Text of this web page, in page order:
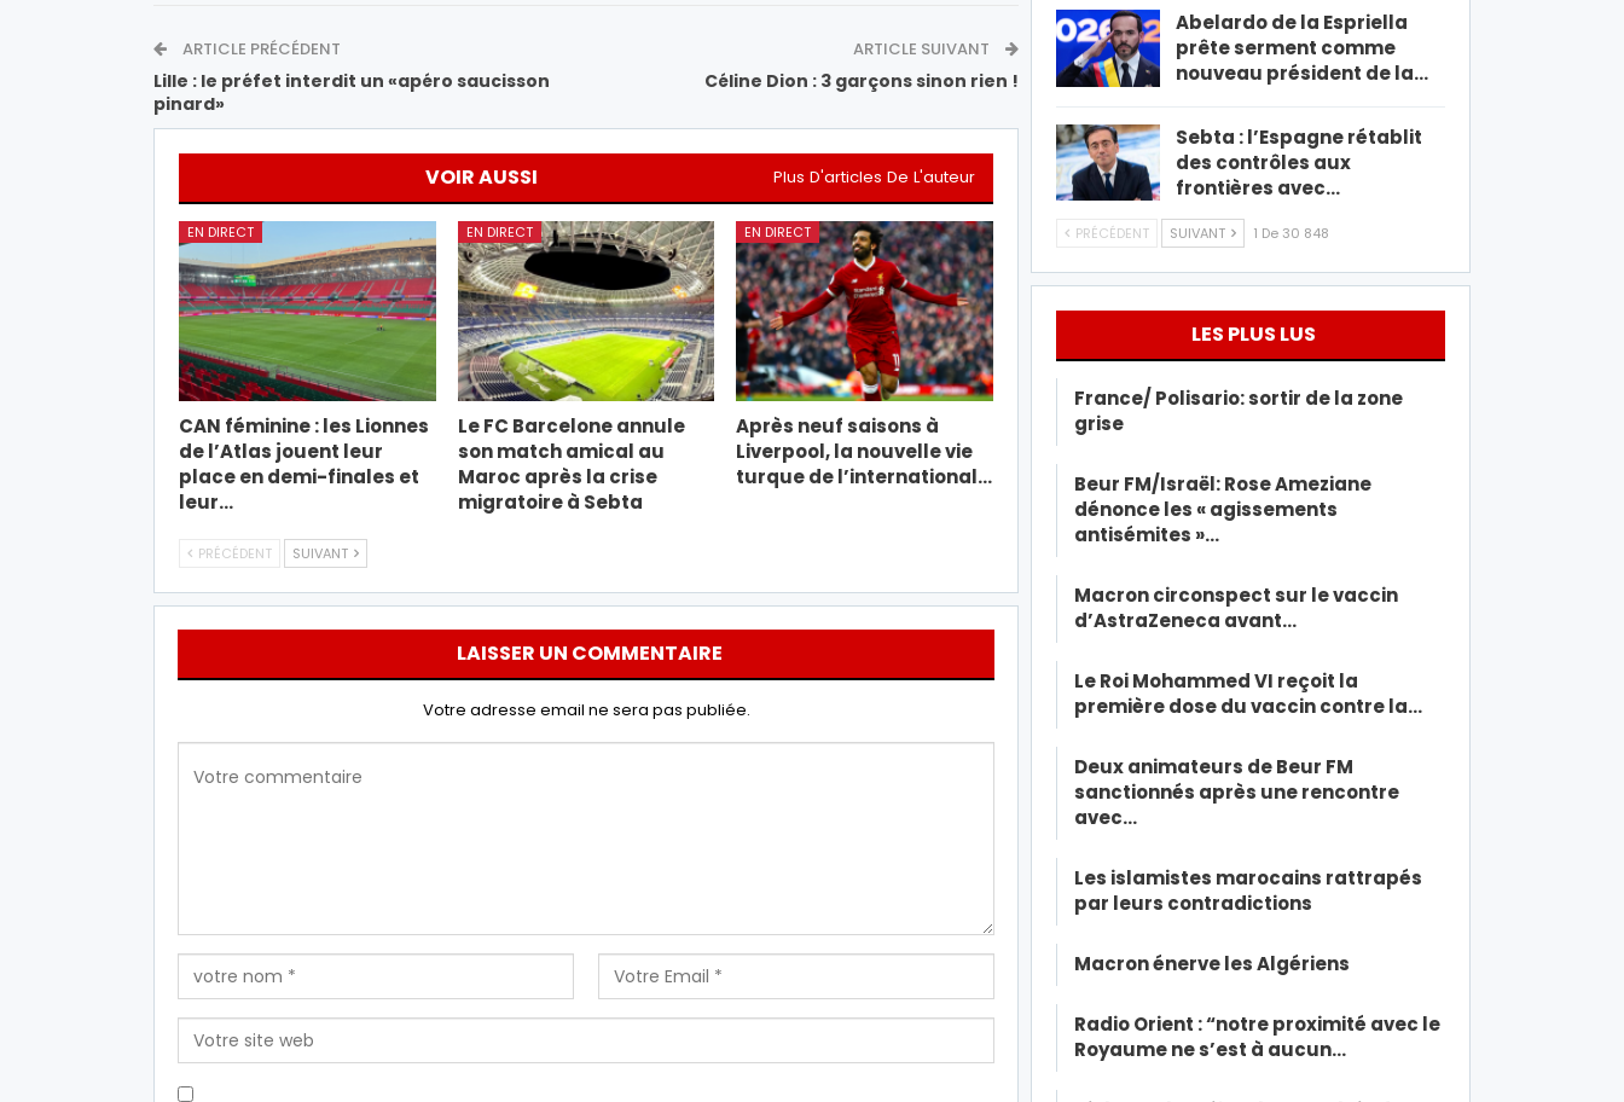
ARTICLE PRÉCÉDENT
Lille : le préfet interdit un «apéro saucisson
pinard»
ARTICLE SUIVANT
Céline Dion : 3 garçons sinon rien !
VOIR AUSSI Plus D'articles De L'auteur
EN DIRECT
CAN féminine : les Lionnes
de l’Atlas jouent leur
place en demi-finales et
leur…
EN DIRECT
Le FC Barcelone annule
son match amical au
Maroc après la crise
migratoire à Sebta
EN DIRECT
Après neuf saisons à
Liverpool, la nouvelle vie
turque de l’international…
PRÉCÉDENT SUIVANT
LAISSER UN COMMENTAIRE
Votre adresse email ne sera pas publiée.
Abelardo de la Espriella
prête serment comme
nouveau président de la…
Sebta : l’Espagne rétablit
des contrôles aux
frontières avec…
PRÉCÉDENT SUIVANT 1 De 30 848
LES PLUS LUS
France/ Polisario: sortir de la zone
grise
Beur FM/Israël: Rose Ameziane
dénonce les « agissements
antisémites »…
Macron circonspect sur le vaccin
d’AstraZeneca avant…
Le Roi Mohammed VI reçoit la
première dose du vaccin contre la…
Deux animateurs de Beur FM
sanctionnés après une rencontre
avec…
Les islamistes marocains rattrapés
par leurs contradictions
Macron énerve les Algériens
Radio Orient : “notre proximité avec le
Royaume ne s’est à aucun…